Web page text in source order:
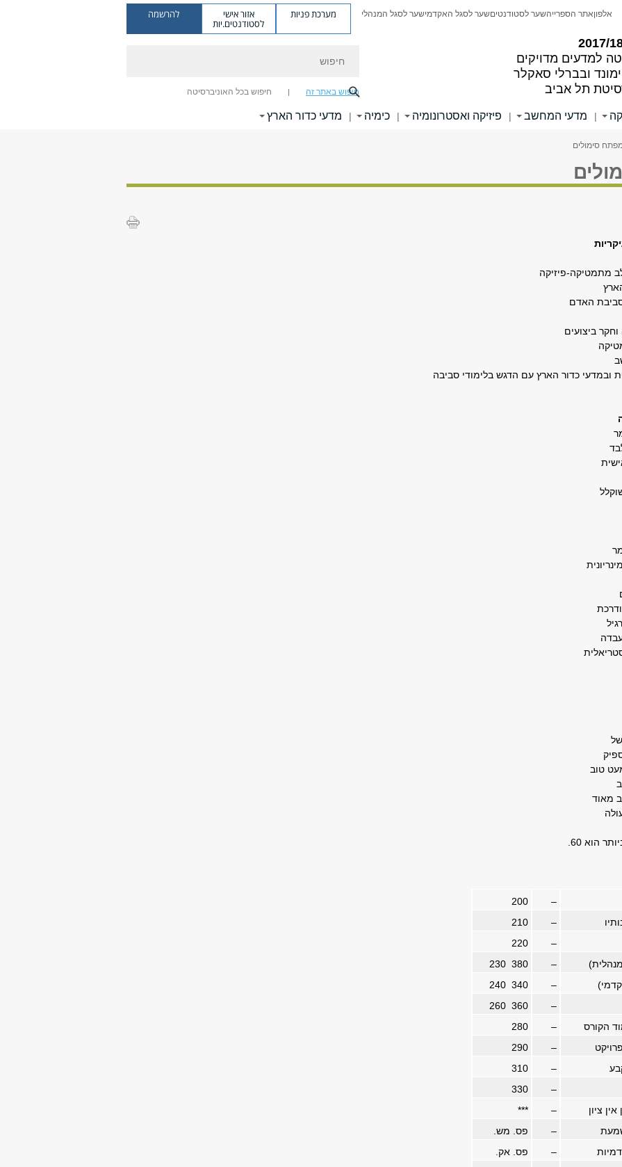
למדעים מדויקים
ובברלי סאקלר
תל אביב
אלפוןאתר הספרייהשער לסטודנטיםשער לסגל האקדמישער לסגל המנהלי מערכת פניות אזור אישי
לסטודנטים.יות
להרשמה
חיפוש באתר זה חיפוש בכל האוניברסיטה
| מדעי המחשב | פיזיקה ואסטרונומיה | כימיה | מדעי כדור הארץ
סימולים
ביצועים
הוא 60.
–
200
–
210
–
220
–
230 380
–
240 340
–
260 360
הקורס
–
280
–
290
–
310
–
330
אין ציון –
***
–
פס. מש.
–
פס. אק.